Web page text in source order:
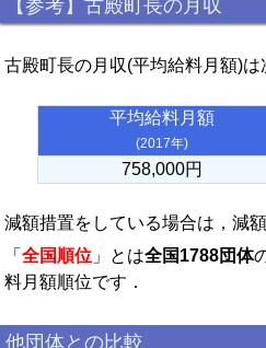
【参考】古殿町長の月収
古殿町長の月収(平均給料月額)は
平均給料月額
(2017年)
758,000円
減額措置をしている場合は，減
「 全国順位 」とは全国1788団体
料月額順位です．
他団体との比較